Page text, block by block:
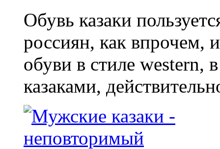
Обувь казаки
россиян, как впрочем,
обуви в стиле western,
казаками,